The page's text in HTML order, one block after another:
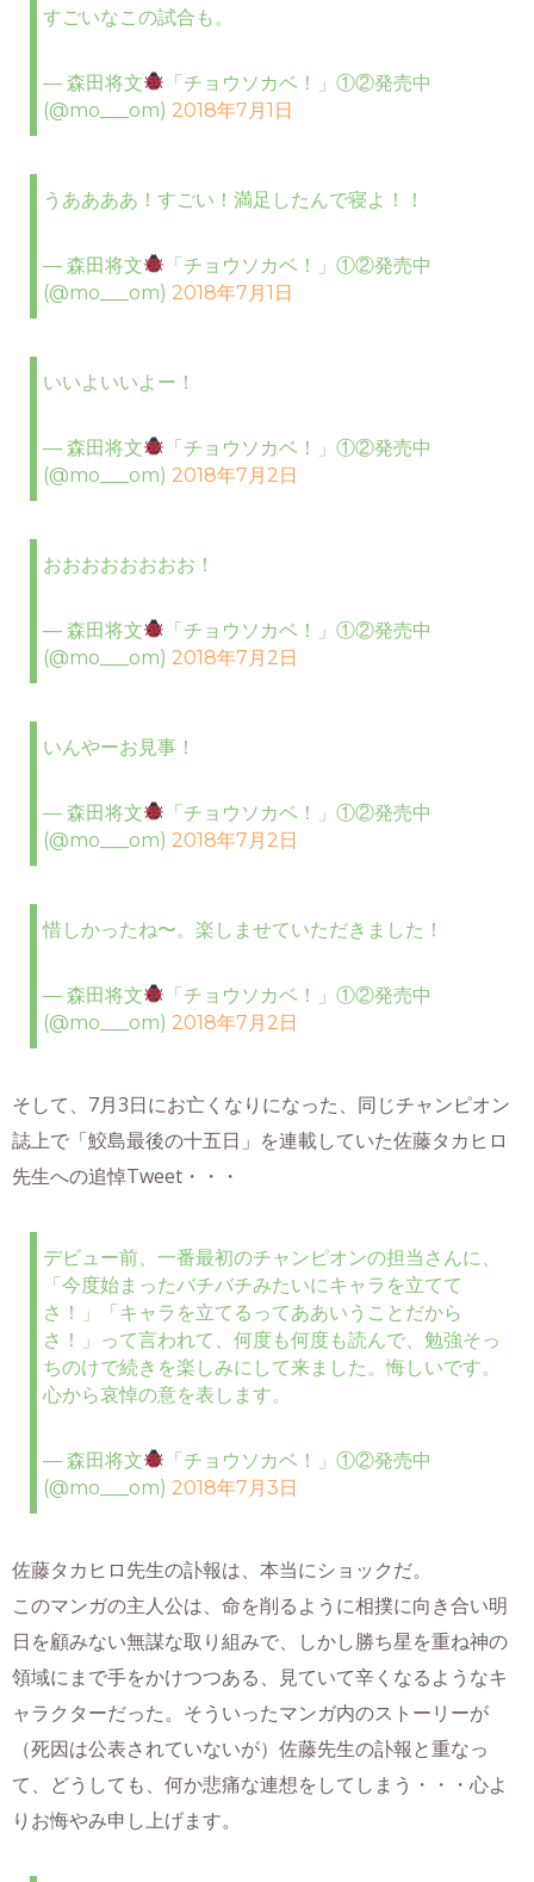
すごいなこの試合も。
— 森田将文
「チョウソカベ！」①②発売中
(@mo___om) 2018年7月1日
うああああ！すごい！満足したんで寝よ！！
— 森田将文
「チョウソカベ！」①②発売中
(@mo___om) 2018年7月1日
いいよいいよー！
— 森田将文
「チョウソカベ！」①②発売中
(@mo___om) 2018年7月2日
おおおおおおおお！
— 森田将文
「チョウソカベ！」①②発売中
(@mo___om) 2018年7月2日
いんやーお見事！
— 森田将文
「チョウソカベ！」①②発売中
(@mo___om) 2018年7月2日
惜しかったね〜。楽しませていただきました！
— 森田将文
「チョウソカベ！」①②発売中
(@mo___om) 2018年7月2日
そして、7月3日にお亡くなりになった、同じチャンピオン
誌上で「鮫島最後の十五日」を連載していた佐藤タカヒロ
先生への追悼Tweet・・・
デビュー前、一番最初のチャンピオンの担当さんに、
「今度始まったバチバチみたいにキャラを立てて
さ！」「キャラを立てるってああいうことだから
さ！」って言われて、何度も何度も読んで、勉強そっ
ちのけで続きを楽しみにして来ました。悔しいです。
心から哀悼の意を表します。
— 森田将文
「チョウソカベ！」①②発売中
(@mo___om) 2018年7月3日
佐藤タカヒロ先生の訃報は、本当にショックだ。
このマンガの主人公は、命を削るように相撲に向き合い明
日を顧みない無謀な取り組みで、しかし勝ち星を重ね神の
領域にまで手をかけつつある、見ていて辛くなるようなキ
ャラクターだった。そういったマンガ内のストーリーが
（死因は公表されていないが）佐藤先生の訃報と重なっ
て、どうしても、何か悲痛な連想をしてしまう・・・心よ
りお悔やみ申し上げます。